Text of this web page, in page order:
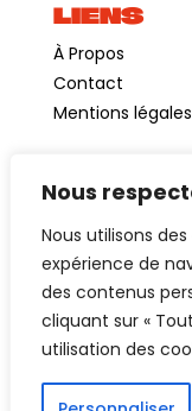
Nous
Nous utilisons
expérience de
des contenus
cliquant sur «
utilisation des
LIENS
À Propos
Contact
Mentions légales
Création site